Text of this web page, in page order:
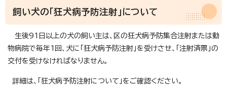
飼い犬の「狂犬病予防注射」について
生後91日以上の犬の飼い主は、区の狂犬病予防集合注射または動
物病院で毎年1回、犬に「狂犬病予防注射」を受けさせ、「注射済票」の
交付を受けなければなりません。
詳細は、「狂犬病予防注射について」をご確認ください。